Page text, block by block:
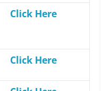
Click Here
Click Here